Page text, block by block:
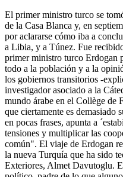
El primer ministro turco se
de la Casa Blanca y, en
por aclararse cómo iba a
a Libia, y a Túnez. Fue
primer ministro turco Erdogan
todo a la población y a la
los gobiernos transitorios -
investigador asociado a la
mundo árabe en el Collège de
que ciertamente es demasiado
en pocas frases, apunta a
tensiones y multiplicar las
común". El viaje de Erdogan
la nueva Turquía que ha sido
Exteriores, Almet Davutoglu.